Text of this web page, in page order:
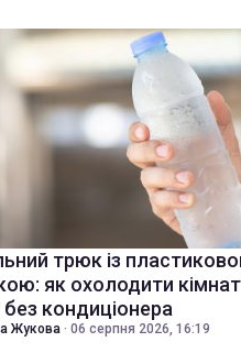
трюк із
як охолодити
без кондиціонера
Жукова · 06 серпня 2026, 16:19